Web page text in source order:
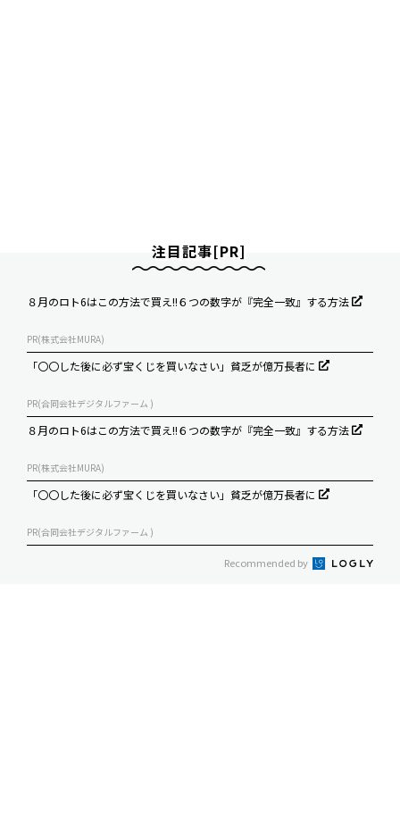
注目記事[PR]
８月のロト6はこの方法で買え!!６つの数字が『完全一致』する方法
PR(株式会社MURA)
「〇〇した後に必ず宝くじを買いなさい」貧乏が億万長者に
PR(合同会社デジタルファーム )
８月のロト6はこの方法で買え!!６つの数字が『完全一致』する方法
PR(株式会社MURA)
「〇〇した後に必ず宝くじを買いなさい」貧乏が億万長者に
PR(合同会社デジタルファーム )
Recommended by